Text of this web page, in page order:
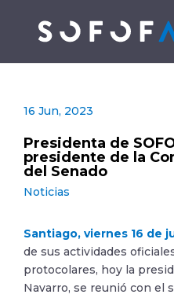
16 Jun, 2023
Presidenta de
presidente de la
del Senado
Noticias
Santiago, viernes 16 de
de sus actividades
protocolares, hoy la
Navarro, se reunió con el